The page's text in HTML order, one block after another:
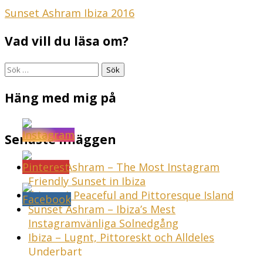
Inläggsnavigering
Sunset Ashram Ibiza 2016
Vad vill du läsa om?
Sök
Häng med mig på
Senaste inläggen
Sunset Ashram – The Most Instagram
Friendly Sunset in Ibiza
Ibiza – A Peaceful and Pittoresque Island
Sunset Ashram – Ibiza’s Mest
Instagramvänliga Solnedgång
Ibiza – Lugnt, Pittoreskt och Alldeles
Underbart